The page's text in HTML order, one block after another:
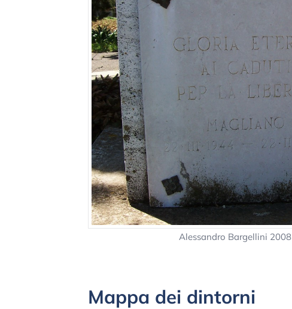
Alessandro Bargellini 2008
Mappa dei dintorni